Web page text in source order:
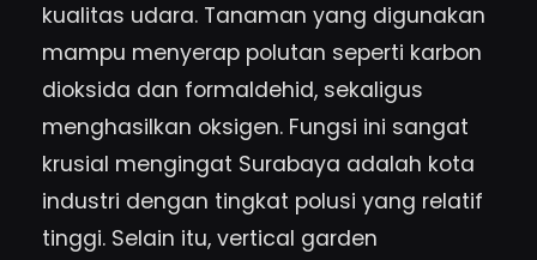
kualitas udara. Tanaman yang digunakan
mampu menyerap polutan seperti karbon
dioksida dan formaldehid, sekaligus
menghasilkan oksigen. Fungsi ini sangat
krusial mengingat Surabaya adalah kota
industri dengan tingkat polusi yang relatif
tinggi. Selain itu, vertical garden